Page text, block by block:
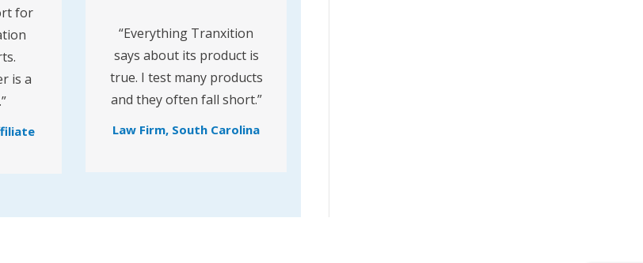
for
is a
Law Firm, South Carolina
“Everything Tranxition
says about its product is
true. I test many products
and they often fall short.”